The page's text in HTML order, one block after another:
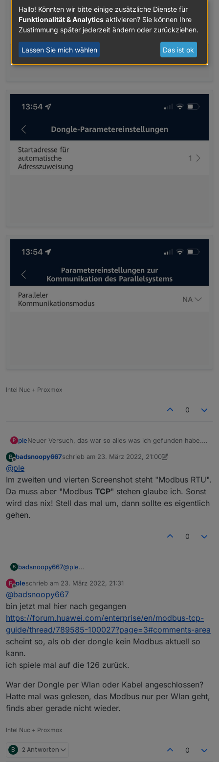
Intel Nuc + Proxmox
0
P pleNeuer Versuch, das war so alles was ich gefunden habe.
B
Offline
badsnoopy667schrieb am 23. März 2022, 21:00
zuletzt editiert von badsnoopy667
@ple
Im zweiten und vierten Screenshot steht "Modbus RTU".
Da muss aber "Modbus TCP" stehen glaube ich. Sonst
wird das nix! Stell das mal um, dann sollte es eigentlich
gehen.
0
B badsnoopy667@ple
"Modbus RTU". Da muss aber "Modbus
stehen glaube ich. Sonst wird das nix! Stell das
mal um, dann sollte es eigentlich gehen.
P
Offline
pleschrieb am 23. März 2022, 21:31
zuletzt editiert von
@badsnoopy667
bin jetzt mal hier nach gegangen
https://forum.huawei.com/enterprise/en/modbus-tcp-
guide/thread/789585-100027?page=3#comments-area
scheint so, als ob der dongle kein Modbus aktuell so
kann.
ich spiele mal auf die 126 zurück.
War der Dongle per Wlan oder Kabel angeschlossen?
Hatte mal was gelesen, das Modbus nur per Wlan geht,
finds aber gerade nicht wieder.
Intel Nuc + Proxmox
B 2 Antworten 0
Hallo! Könnten wir bitte einige zusätzliche Dienste für
Funktionalität & Analytics aktivieren? Sie können Ihre
Zustimmung später jederzeit ändern oder zurückziehen.
Lassen Sie mich wählen Das ist ok